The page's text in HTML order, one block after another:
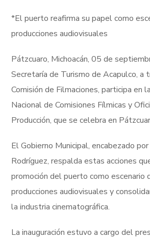
*El puerto reafirma su papel como
producciones audiovisuales
Pátzcuaro, Michoacán, 05 de
Secretaría de Turismo de Acapulco, a
Comisión de Filmaciones, participa en
Nacional de Comisiones Fílmicas y
Producción, que se celebra en
El Gobierno Municipal, encabezado
Rodríguez, respalda estas acciones
promoción del puerto como escenario
producciones audiovisuales y
la industria cinematográfica.
La inauguración estuvo a cargo del